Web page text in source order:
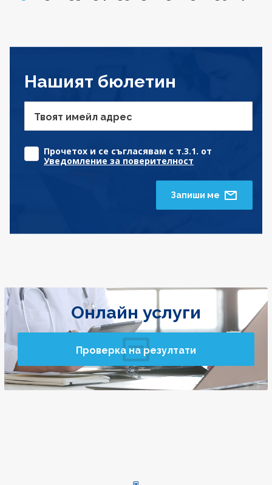
Нашият бюлетин
Твоят имейл адрес
Прочетох и се съгласявам с т.3.1. от
Уведомление за поверителност
Запиши ме
Онлайн услуги
Проверка на резултати